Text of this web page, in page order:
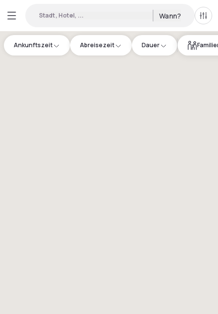
Stadt, Hotel, ... Wann? Alle
Ankunftszeit Abreisezeit Dauer